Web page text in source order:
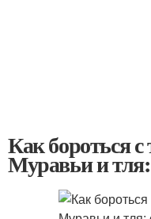
Как бороться
Муравьи и тля: